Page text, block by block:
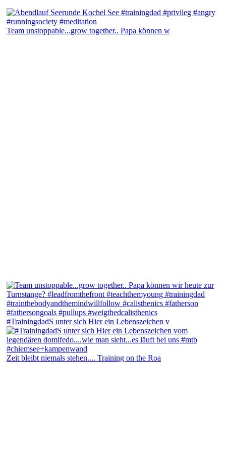
Team unstoppable...grow together.. Papa können w
#TrainingdadS unter sich Hier ein Lebenszeichen v
Zeit bleibt niemals stehen.... Training on the Roa